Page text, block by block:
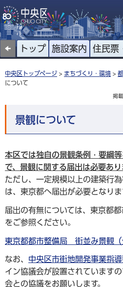
トップ 施設案内 住民票
中央区トップページ > まちづくり・環境 >
について
掲
景観について
本区では独自の景観条例・要綱
で、景観に関する届出は必要あり
ただし、一定規模以上の建築行
は、東京都へ届出が必要となりま
届出の有無については、東京都
をご参照ください。
東京都都市整備局 街並み景観（
なお、 中央区市街地開発事業指導
イン協議会が設置されています
会との協議をお願いします。